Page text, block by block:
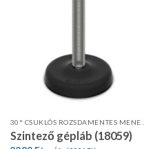
Szintező gépláb (18059)